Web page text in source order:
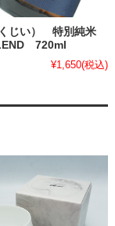
じい） 特別純米
720ml
¥1,650(税込)